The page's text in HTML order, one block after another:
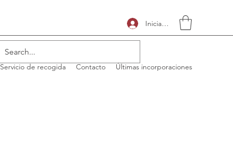
Iniciar sesión
Servicio de recogida Contacto Últimas incorporaciones